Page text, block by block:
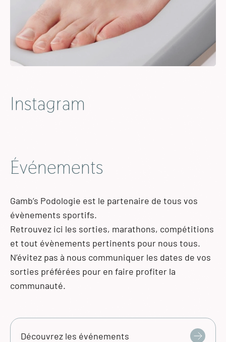
Instagram
Événements
Gamb’s Podologie est le partenaire de tous vos
évènements sportifs.
Retrouvez ici les sorties, marathons, compétitions
et tout évènements pertinents pour nous tous.
N’évitez pas à nous communiquer les dates de vos
sorties préférées pour en faire profiter la
communauté.
Découvrez les événements